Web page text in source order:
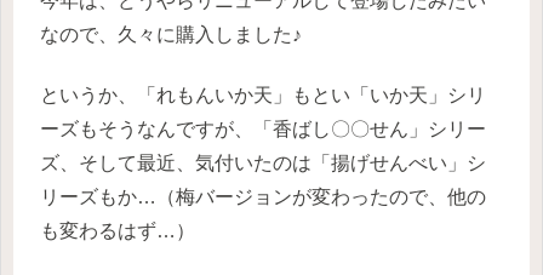
なので、久々に購入しました♪
というか、「れもんいか天」もとい「いか天」シリ
ーズもそうなんですが、「香ばし〇〇せん」シリー
ズ、そして最近、気付いたのは「揚げせんべい」シ
リーズもか…（梅バージョンが変わったので、他の
も変わるはず…）